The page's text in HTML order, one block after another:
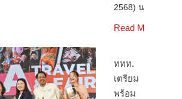
2568) นา…
Read More
ททท.
เตรียม
พร้อม